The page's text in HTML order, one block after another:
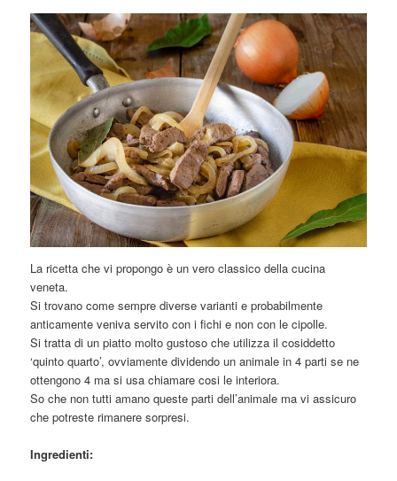
La ricetta che vi propongo è un vero classico della cucina
veneta.
Si trovano come sempre diverse varianti e probabilmente
anticamente veniva servito con i fichi e non con le cipolle.
Si tratta di un piatto molto gustoso che utilizza il cosiddetto
‘quinto quarto’, ovviamente dividendo un animale in 4 parti se ne
ottengono 4 ma si usa chiamare cosi le interiora.
So che non tutti amano queste parti dell’animale ma vi assicuro
che potreste rimanere sorpresi.
Ingredienti: